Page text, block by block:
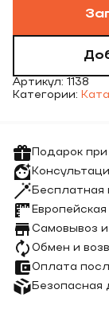
Артикул: 1138
Категории:
Подарок
Бесплатная
Самовывоз
Обмен и
Оплата
Безопасная